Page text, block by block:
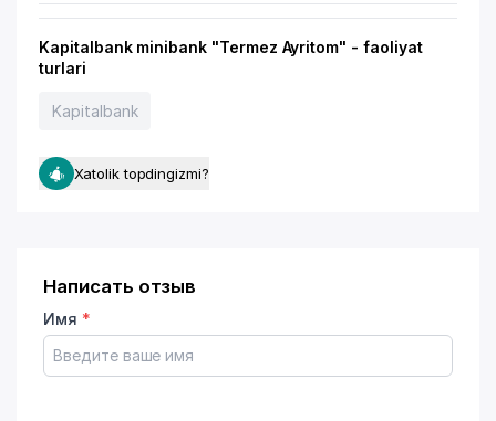
Kapitalbank minibank "Termez Ayritom" - faoliyat
turlari
Kapitalbank
Xatolik topdingizmi?
Написать отзыв
Имя *